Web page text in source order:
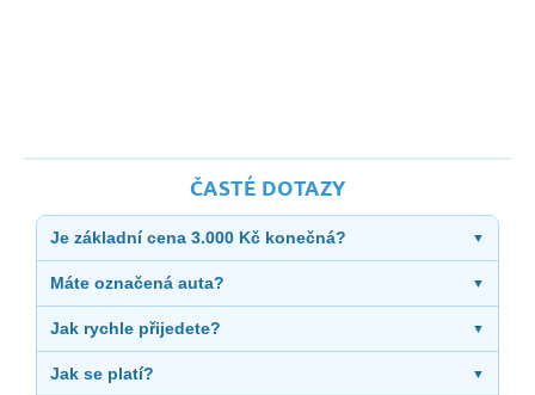
ČASTÉ DOTAZY
Je základní cena 3.000 Kč konečná? ▼
Máte označená auta? ▼
Jak rychle přijedete? ▼
Jak se platí? ▼